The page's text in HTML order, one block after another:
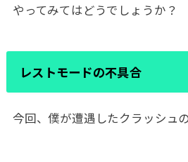
やってみてはどうでしょうか？
レストモードの不具合
今回、僕が遭遇したクラッシュの